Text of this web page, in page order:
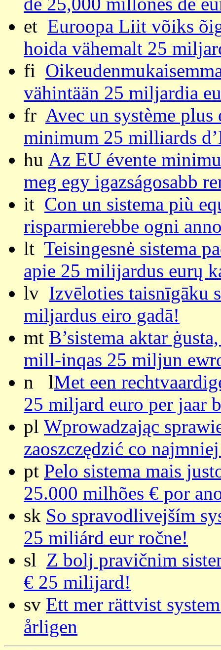
et Euroopa Liit võiks
hoida vähemalt 25
fi
vähintään 25 miljardia
fr Avec un système
minimum 25 milliards
hu Az EU évente
meg egy igazságosabb
it Con un sistema più
risparmierebbe ogni
lt Teisingesnė sistema
apie 25 milijardus eurų
lv Izvēloties taisnīgāku
miljardus eiro gadā!
mt B’sistema aktar
mill-inqas 25 miljun
n lMet een
25 miljard euro per jaar
pl Wprowadzając
zaoszczędzić co
pt Pelo sistema mais
25.000 milhões € por
sk So spravodlivejším
25 miliárd eur ročne!
sl Z bolj pravičnim
€ 25 milijard!
sv Ett mer rättvist
årligen